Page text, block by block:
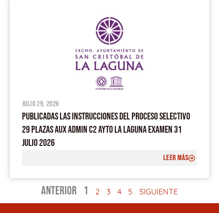
julio 29, 2026
PUBLICADAS LAS INSTRUCCIONES DEL PROCESO SELECTIVO
29 PLAZAS AUX ADMIN C2 AYTO LA LAGUNA EXAMEN 31
JULIO 2026
LEER MÁS
ANTERIOR 1 2 3 4 5 SIGUIENTE